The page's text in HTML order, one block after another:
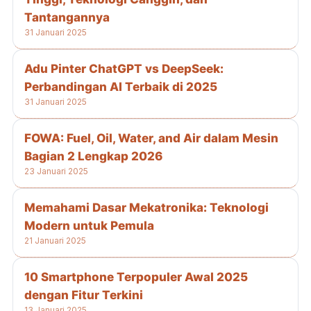
Tantangannya
31 Januari 2025
Adu Pinter ChatGPT vs DeepSeek:
Perbandingan AI Terbaik di 2025
31 Januari 2025
FOWA: Fuel, Oil, Water, and Air dalam Mesin
Bagian 2 Lengkap 2026
23 Januari 2025
Memahami Dasar Mekatronika: Teknologi
Modern untuk Pemula
21 Januari 2025
10 Smartphone Terpopuler Awal 2025
dengan Fitur Terkini